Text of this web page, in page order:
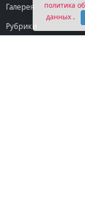
Галерея
Рубрики
политика
данных .